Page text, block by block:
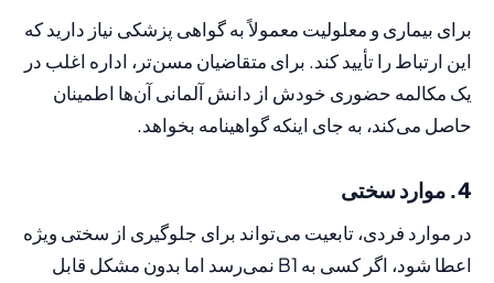
برای بیماری و معلولیت معمولاً به گواهی پزشکی نیاز دارید که
این ارتباط را تأیید کند. برای متقاضیان مسن‌تر، اداره اغلب در
یک مکالمه حضوری خودش از دانش آلمانی آن‌ها اطمینان
حاصل می‌کند، به جای اینکه گواهینامه بخواهد.
4. موارد سختی
در موارد فردی، تابعیت می‌تواند برای جلوگیری از سختی ویژه
اعطا شود، اگر کسی به B1 نمی‌رسد اما بدون مشکل قابل